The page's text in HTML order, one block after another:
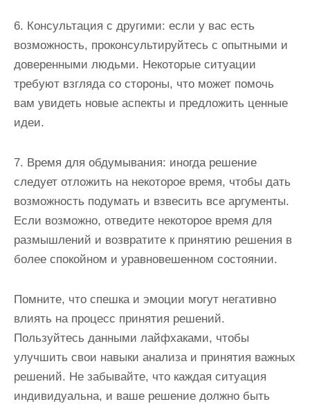
6. Консультация с другими: если у вас есть
возможность, проконсультируйтесь с опытными и
доверенными людьми. Некоторые ситуации
требуют взгляда со стороны, что может помочь
вам увидеть новые аспекты и предложить ценные
идеи.
7. Время для обдумывания: иногда решение
следует отложить на некоторое время, чтобы дать
возможность подумать и взвесить все аргументы.
Если возможно, отведите некоторое время для
размышлений и возвратите к принятию решения в
более спокойном и уравновешенном состоянии.
Помните, что спешка и эмоции могут негативно
влиять на процесс принятия решений.
Пользуйтесь данными лайфхаками, чтобы
улучшить свои навыки анализа и принятия важных
решений. Не забывайте, что каждая ситуация
индивидуальна, и ваше решение должно быть